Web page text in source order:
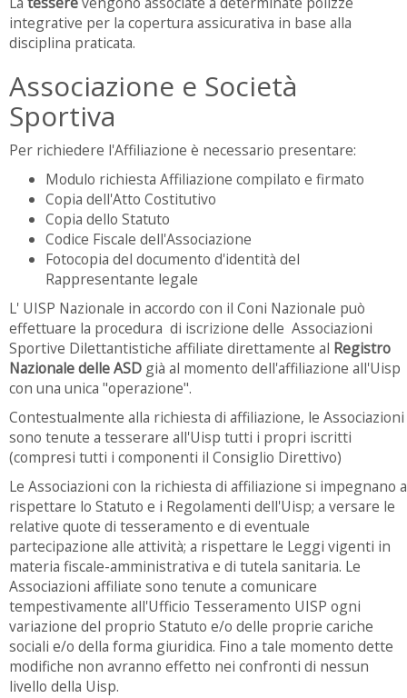
integrative per la copertura assicurativa in base alla
disciplina praticata.
Associazione e Società
Sportiva
Per richiedere l'Affiliazione è necessario presentare:
Modulo richiesta Affiliazione compilato e firmato
Copia dell'Atto Costitutivo
Copia dello Statuto
Codice Fiscale dell'Associazione
Fotocopia del documento d'identità del
Rappresentante legale
L' UISP Nazionale in accordo con il Coni Nazionale può
effettuare la procedura di iscrizione delle Associazioni
Sportive Dilettantistiche affiliate direttamente al Registro
Nazionale delle ASD già al momento dell'affiliazione all'Uisp
con una unica "operazione".
Contestualmente alla richiesta di affiliazione, le Associazioni
sono tenute a tesserare all'Uisp tutti i propri iscritti
(compresi tutti i componenti il Consiglio Direttivo)
Le Associazioni con la richiesta di affiliazione si impegnano a
rispettare lo Statuto e i Regolamenti dell'Uisp; a versare le
relative quote di tesseramento e di eventuale
partecipazione alle attività; a rispettare le Leggi vigenti in
materia fiscale-amministrativa e di tutela sanitaria. Le
Associazioni affiliate sono tenute a comunicare
tempestivamente all'Ufficio Tesseramento UISP ogni
variazione del proprio Statuto e/o delle proprie cariche
sociali e/o della forma giuridica. Fino a tale momento dette
modifiche non avranno effetto nei confronti di nessun
livello della Uisp.